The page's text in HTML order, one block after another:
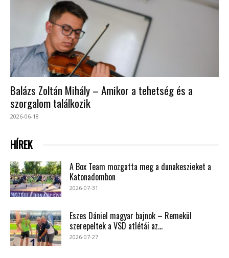
Balázs Zoltán Mihály – Amikor a tehetség és a
szorgalom találkozik
2026-06-18
HÍREK
A Box Team mozgatta meg a dunakeszieket a
Katonadombon
2026-07-31
Eszes Dániel magyar bajnok – Remekül
szerepeltek a VSD atlétái az...
2026-07-27